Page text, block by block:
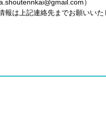
）
は上記連絡先までお願いいた